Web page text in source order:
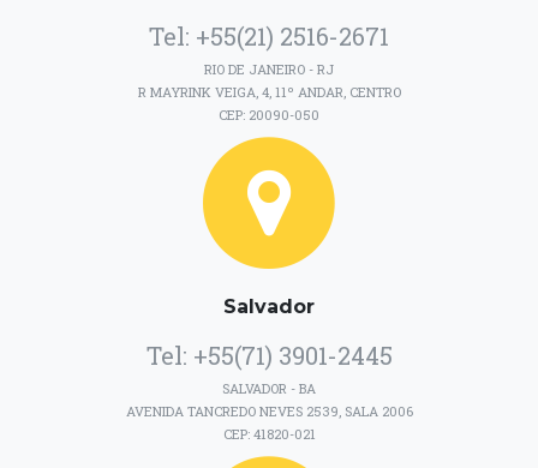
Tel: +55(21) 2516-2671
RIO DE JANEIRO - RJ
R MAYRINK VEIGA, 4, 11º ANDAR, CENTRO
CEP: 20090-050
Salvador
Tel: +55(71) 3901-2445
SALVADOR - BA
AVENIDA TANCREDO NEVES 2539, SALA 2006
CEP: 41820-021